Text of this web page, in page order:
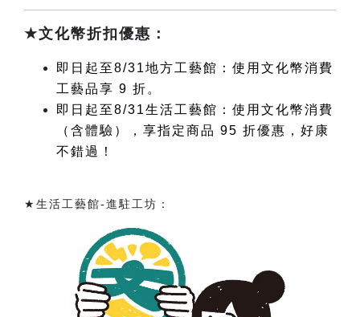
★文化幣折扣優惠：
即日起至8/31地方工藝館：使用文化幣消費
工藝品享 9 折。
即日起至8/31生活工藝館：使用文化幣消費
（含體驗），享指定商品 95 折優惠，好康
不錯過！
★生活工藝館-進駐工坊：